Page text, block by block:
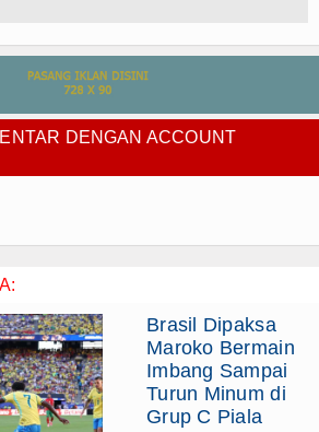
DENGAN ACCOUNT
Brasil Dipaksa
Maroko Bermain
Imbang Sampai
Turun Minum di
Grup C Piala